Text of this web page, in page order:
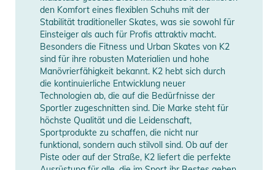
den Komfort eines flexiblen Schuhs mit der
Stabilität traditioneller Skates, was sie sowohl für
Einsteiger als auch für Profis attraktiv macht.
Besonders die Fitness und Urban Skates von K2
sind für ihre robusten Materialien und hohe
Manövrierfähigkeit bekannt. K2 hebt sich durch
die kontinuierliche Entwicklung neuer
Technologien ab, die auf die Bedürfnisse der
Sportler zugeschnitten sind. Die Marke steht für
höchste Qualität und die Leidenschaft,
Sportprodukte zu schaffen, die nicht nur
funktional, sondern auch stilvoll sind. Ob auf der
Piste oder auf der Straße, K2 liefert die perfekte